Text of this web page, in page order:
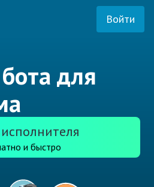
Войти
для
и быстро